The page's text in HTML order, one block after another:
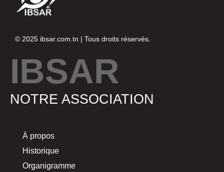
© 2025 ibsar.com.tn | Tous droits réservés.
IBSAR
NOTRE ASSOCIATION
À propos
Historique
Organigramme